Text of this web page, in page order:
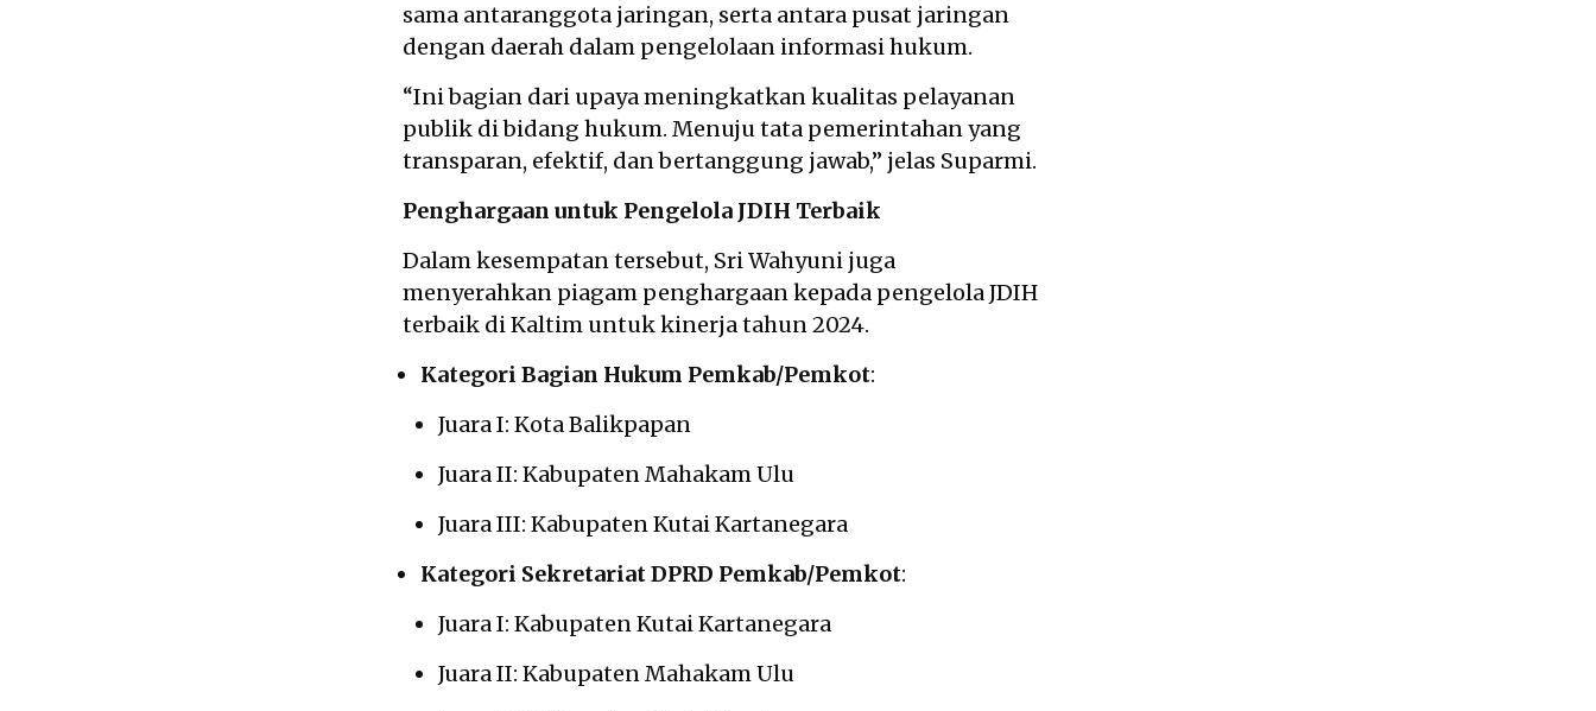
sama antaranggota jaringan, serta antara pusat jaringan
dengan daerah dalam pengelolaan informasi hukum.
“Ini bagian dari upaya meningkatkan kualitas pelayanan
publik di bidang hukum. Menuju tata pemerintahan yang
transparan, efektif, dan bertanggung jawab,” jelas Suparmi.
Penghargaan untuk Pengelola JDIH Terbaik
Dalam kesempatan tersebut, Sri Wahyuni juga
menyerahkan piagam penghargaan kepada pengelola JDIH
terbaik di Kaltim untuk kinerja tahun 2024.
Kategori Bagian Hukum Pemkab/Pemkot:
Juara I: Kota Balikpapan
Juara II: Kabupaten Mahakam Ulu
Juara III: Kabupaten Kutai Kartanegara
Kategori Sekretariat DPRD Pemkab/Pemkot:
Juara I: Kabupaten Kutai Kartanegara
Juara II: Kabupaten Mahakam Ulu